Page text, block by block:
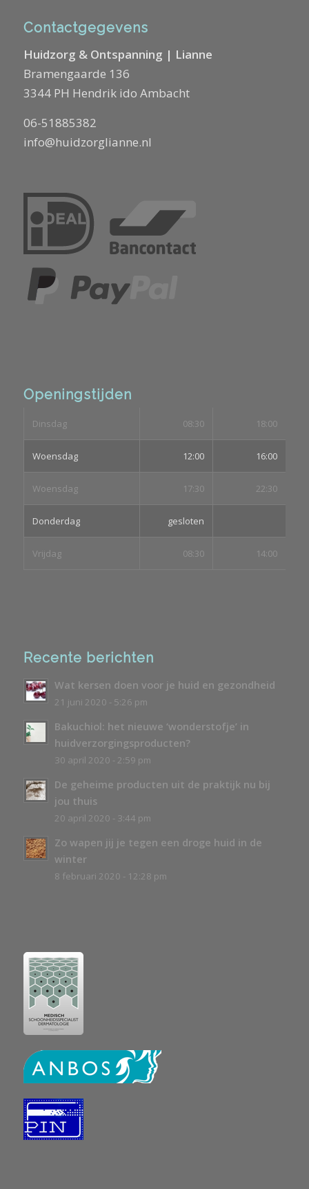
Contactgegevens
Huidzorg & Ontspanning | Lianne
Bramengaarde 136
3344 PH Hendrik ido Ambacht
06-51885382
info@huidzorglianne.nl
Openingstijden
Dinsdag 08:30 18:00
Woensdag 12:00 16:00
Woensdag 17:30 22:30
Donderdag gesloten
Vrijdag 08:30 14:00
Recente berichten
Wat kersen doen voor je huid en gezondheid
21 juni 2020 - 5:26 pm
Bakuchiol: het nieuwe ‘wonderstofje’ in
huidverzorgingsproducten?
30 april 2020 - 2:59 pm
De geheime producten uit de praktijk nu bij
jou thuis
20 april 2020 - 3:44 pm
Zo wapen jij je tegen een droge huid in de
winter
8 februari 2020 - 12:28 pm